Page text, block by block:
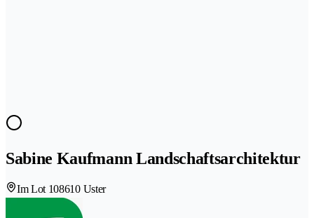
Sabine Kaufmann Landschaftsarchitektur
Im Lot 108610 Uster